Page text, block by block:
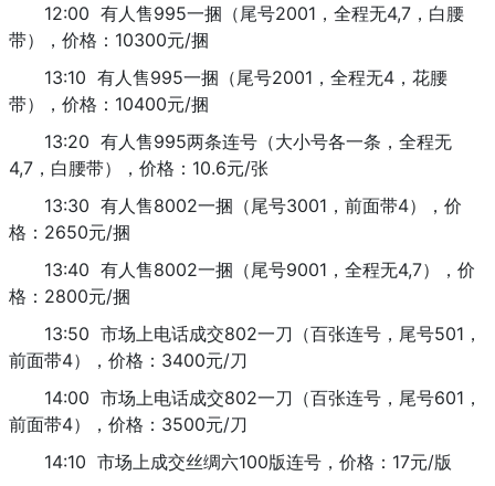
12:00 有人售995一捆（尾号2001，全程无4,7，白腰
带），价格：10300元/捆
13:10 有人售995一捆（尾号2001，全程无4，花腰
带），价格：10400元/捆
13:20 有人售995两条连号（大小号各一条，全程无
4,7，白腰带），价格：10.6元/张
13:30 有人售8002一捆（尾号3001，前面带4），价
格：2650元/捆
13:40 有人售8002一捆（尾号9001，全程无4,7），价
格：2800元/捆
13:50 市场上电话成交802一刀（百张连号，尾号501，
前面带4），价格：3400元/刀
14:00 市场上电话成交802一刀（百张连号，尾号601，
前面带4），价格：3500元/刀
14:10 市场上成交丝绸六100版连号，价格：17元/版